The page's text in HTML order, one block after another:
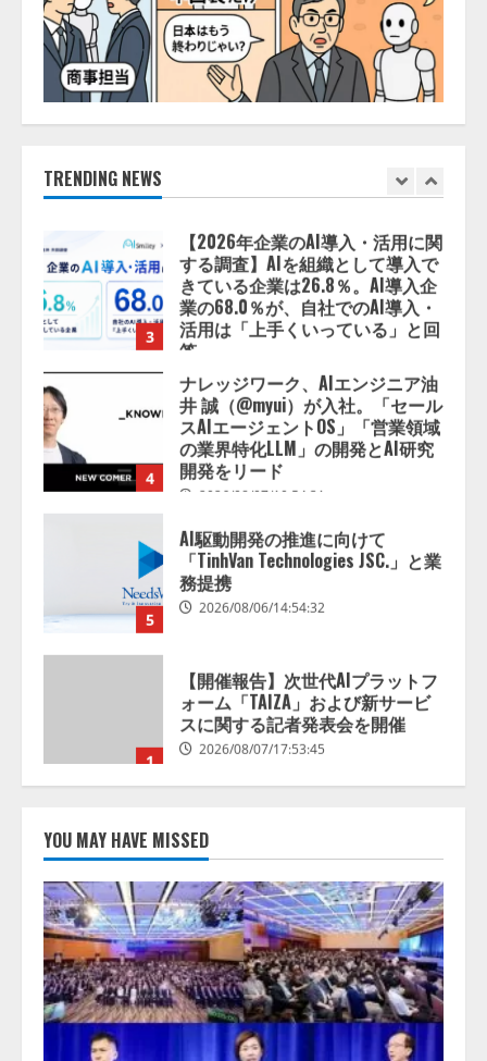
TRENDING NEWS
1
スに関する記者発表会を開催
2026/08/07/17:53:45
2
lmessage、MCP接続機能を強化
し、AIから設定操作できる機能を
3
【2026年企業のAI導入・活用に関
する調査】AIを組織として導入で
きている企業は26.8％。AI導入企
業の68.0％が、自社でのAI導入・
活用は「上手くいっている」と回
答
4
ナレッジワーク、AIエンジニア油
井 誠（@myui）が入社。「セール
スAIエージェントOS」「営業領域
の業界特化LLM」の開発とAI研究
開発をリード
2026/08/07/10:54:31
5
AI駆動開発の推進に向けて
「TinhVan Technologies JSC.」と業
務提携
2026/08/06/14:54:32
1
【開催報告】次世代AIプラットフ
ォーム「TAIZA」および新サービ
スに関する記者発表会を開催
2026/08/07/17:53:45
し、AIから設定操作できる機能を
拡充
2026/08/07/13:53:50
3
【2026年企業のAI導入・活用に関
する調査】AIを組織として導入で
きている企業は26.8％。AI導入企
業の68.0％が、自社でのAI導入・
活用は「上手くいっている」と回
答
YOU MAY HAVE MISSED